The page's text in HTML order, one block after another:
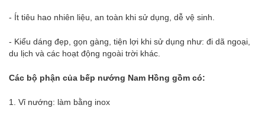
- Ít tiêu hao nhiên liệu, an toàn khi sử dụng, dễ vệ sinh.
- Kiểu dáng đẹp, gọn gàng, tiện lợi khi sử dụng như: đi dã ngoại,
du lịch và các hoạt động ngoài trời khác.
Các bộ phận của bếp nướng Nam Hồng gồm có:
1. Vỉ nướng: làm bằng inox